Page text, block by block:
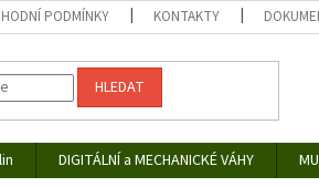
PODMÍNKY KONTAKTY
HLEDAT
DIGITÁLNÍ a MECHANICKÉ VÁHY